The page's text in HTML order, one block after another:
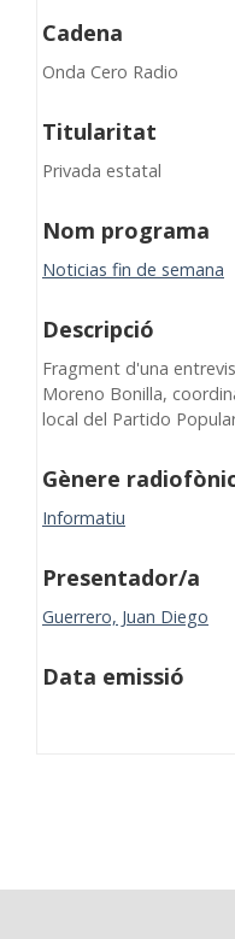
Cadena
Onda Cero Radio
Titularitat
Privada estatal
Nom programa
Noticias fin de semana
Descripció
Fragment d'una
Moreno Bonilla,
local del Partido
Gènere
Informatiu
Presentador/a
Guerrero, Juan Diego
Data emissió